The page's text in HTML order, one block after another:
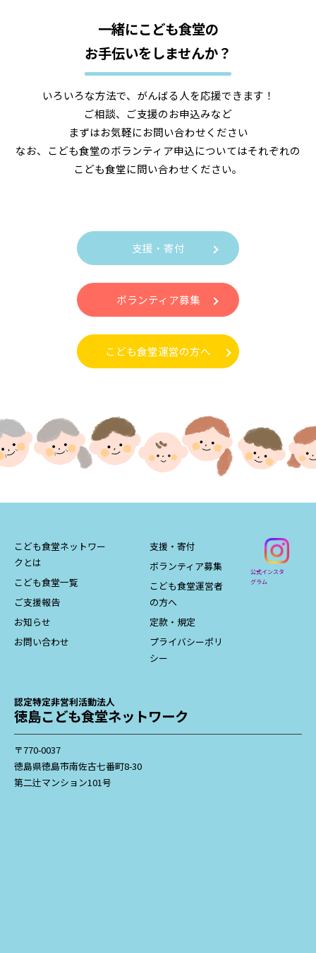
一緒にこども食堂の
お手伝いをしませんか？
いろいろな方法で、がんばる人を応援できます！
ご相談、ご支援のお申込みなど
まずはお気軽にお問い合わせください
なお、こども食堂のボランティア申込についてはそれぞれの
こども食堂に問い合わせください。
支援・寄付
ボランティア募集
こども食堂運営の方へ
こども食堂ネットワー
クとは
こども食堂一覧
ご支援報告
お知らせ
お問い合わせ
支援・寄付
ボランティア募集
こども食堂運営者
の方へ
定款・規定
プライバシーポリ
シー
公式インスタ
グラム
認定特定非営利活動法人
徳島こども食堂ネットワーク
〒770-0037
徳島県徳島市南佐古七番町8-30
第二辻マンション101号